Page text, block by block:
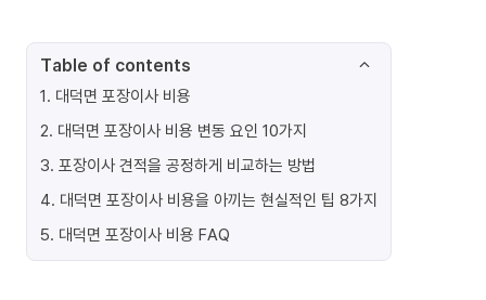
Table of contents
1. 대덕면 포장이사 비용
2. 대덕면 포장이사 비용 변동 요인 10가지
3. 포장이사 견적을 공정하게 비교하는 방법
4. 대덕면 포장이사 비용을 아끼는 현실적인 팁 8가지
5. 대덕면 포장이사 비용 FAQ